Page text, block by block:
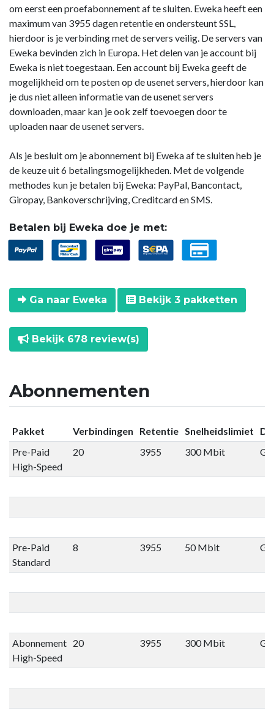
om eerst een proefabonnement af te sluiten. Eweka heeft een
maximum van 3955 dagen retentie en ondersteunt SSL,
hierdoor is je verbinding met de servers veilig. De servers van
Eweka bevinden zich in Europa. Het delen van je account bij
Eweka is niet toegestaan. Een account bij Eweka geeft de
mogelijkheid om te posten op de usenet servers, hierdoor kan
je dus niet alleen informatie van de usenet servers
downloaden, maar kan je ook zelf toevoegen door te
uploaden naar de usenet servers.
Als je besluit om je abonnement bij Eweka af te sluiten heb je
de keuze uit 6 betalingsmogelijkheden. Met de volgende
methodes kun je betalen bij Eweka: PayPal, Bancontact,
Giropay, Bankoverschrijving, Creditcard en SMS.
Betalen bij Eweka doe je met:
Ga naar Eweka Bekijk 3 pakketten
Bekijk 678 review(s)
Abonnementen
Pakket Verbindingen Retentie Snelheidslimiet
Pre-Paid
High-Speed
20 3955 300 Mbit
Pre-Paid
Standard
8 3955 50 Mbit
Abonnement
High-Speed
20 3955 300 Mbit